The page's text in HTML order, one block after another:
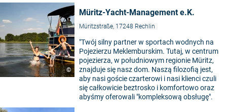
©
Müritz-Yacht-Management e.K.
Müritzstraße, 17248 Rechlin
"Twój silny partner w sportach wodnych na
Pojezierzu Meklemburskim. Tutaj, w centrum
pojezierza, w południowym regionie Müritz,
znajduje się nasz dom. Naszą filozofią jest,
aby nasi goście czarterowi i nasi klienci czuli
się całkowicie beztrosko i komfortowo oraz
abyśmy oferowali "kompleksową obsługę".